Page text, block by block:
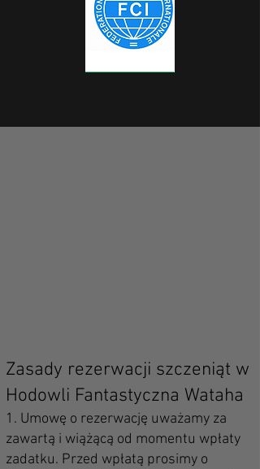
Zasady rezerwacji szczeniąt w
Hodowli Fantastyczna Wataha
1. Umowę o rezerwację uważamy za
zawartą i wiążącą od momentu wpłaty
zadatku. Przed wpłatą prosimy o